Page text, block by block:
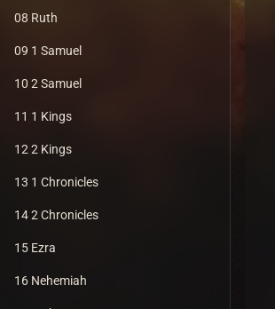
08 Ruth
09 1 Samuel
10 2 Samuel
11 1 Kings
12 2 Kings
13 1 Chronicles
14 2 Chronicles
15 Ezra
16 Nehemiah